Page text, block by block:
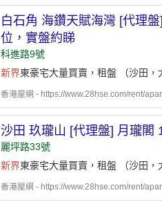
白石角 海鑽天賦海灣 [代理
位，實盤約睇
科進路9號
新界東豪宅大量買賣，租盤 （沙田，
香港屋網 - https://www.28hse.com/rent/
沙田 玖瓏山 [代理盤] 月瓏閣
麗坪路33號
新界東豪宅大量買賣，租盤 （沙田，
香港屋網 - https://www.28hse.com/rent/